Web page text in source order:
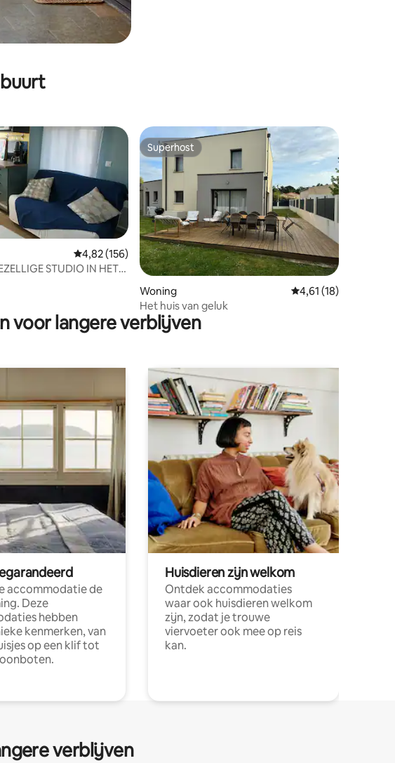
op 5, 496 recensies
Gemiddelde beoordeling van 4,82 op 5, 156 recensies
4,82 (156)
STUDIO IN HET
Superhost
Superhost
Woning Gemiddelde
4,61 (18)
Het huis van geluk
voor langere verblijven
accommodatie de
Deze
hebben
kenmerken, van
op een klif tot
Huisdieren zijn welkom
Ontdek accommodaties
waar ook huisdieren welkom
zijn, zodat je trouwe
viervoeter ook mee op reis
kan.
verblijven